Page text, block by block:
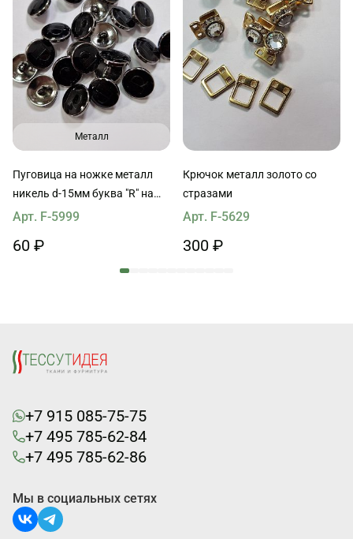
Металл
Пуговица на ножке металл
никель d-15мм буква "R" на
черном
Арт. F-5999
60 ₽
Крючок металл золото со
стразами
Арт. F-5629
300 ₽
+7 915 085-75-75
+7 495 785-62-84
+7 495 785-62-86
Мы в социальных сетях